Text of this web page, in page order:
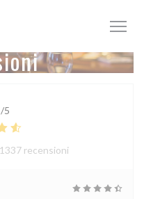
cookie
/5
1337 recensioni